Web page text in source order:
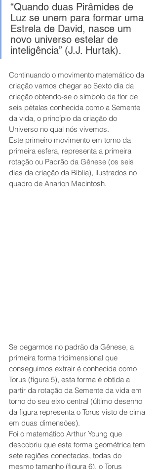
“Quando duas Pirâmides de
Luz se unem para formar uma
Estrela de David, nasce um
novo universo estelar de
inteligência” (J.J. Hurtak).
Continuando o movimento matemático da
criação vamos chegar ao Sexto dia da
criação obtendo-se o símbolo da flor de
seis pétalas conhecida como a Semente
da vida, o princípio da criação do
Universo no qual nós vivemos.
Este primeiro movimento em torno da
primeira esfera, representa a primeira
rotação ou Padrão da Gênese (os seis
dias da criação da Bíblia), ilustrados no
quadro de Anarion Macintosh.
Se pegarmos no padrão da Gênese, a
primeira forma tridimensional que
conseguimos extrair é conhecida como
Torus (figura 5), esta forma é obtida a
partir da rotação da Semente da vida em
torno do seu eixo central (último desenho
da figura representa o Torus visto de cima
em duas dimensões).
Foi o matemático Arthur Young que
descobriu que esta forma geométrica tem
sete regiões conectadas, todas do
mesmo tamanho (figura 6), o Torus